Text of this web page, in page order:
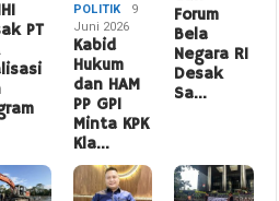
PT
POLITIK
9
Juni 2026
Kabid
Hukum
dan HAM
PP GPI
Minta KPK
Kla…
Forum
Bela
Negara RI
Desak
Sa…